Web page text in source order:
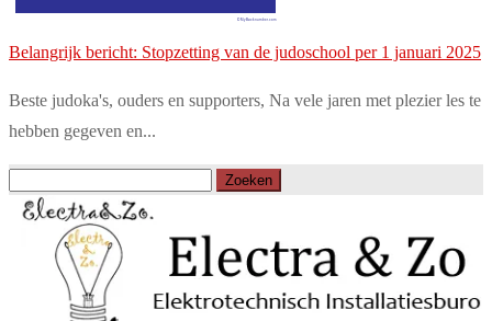
Belangrijk bericht: Stopzetting van de judoschool per 1 januari 2025
Beste judoka's, ouders en supporters, Na vele jaren met plezier les te
hebben gegeven en...
naar: